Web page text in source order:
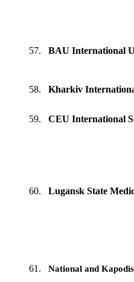
57. BAU International
58. Kharkiv
59. CEU International
60. Lugansk State
61. National and